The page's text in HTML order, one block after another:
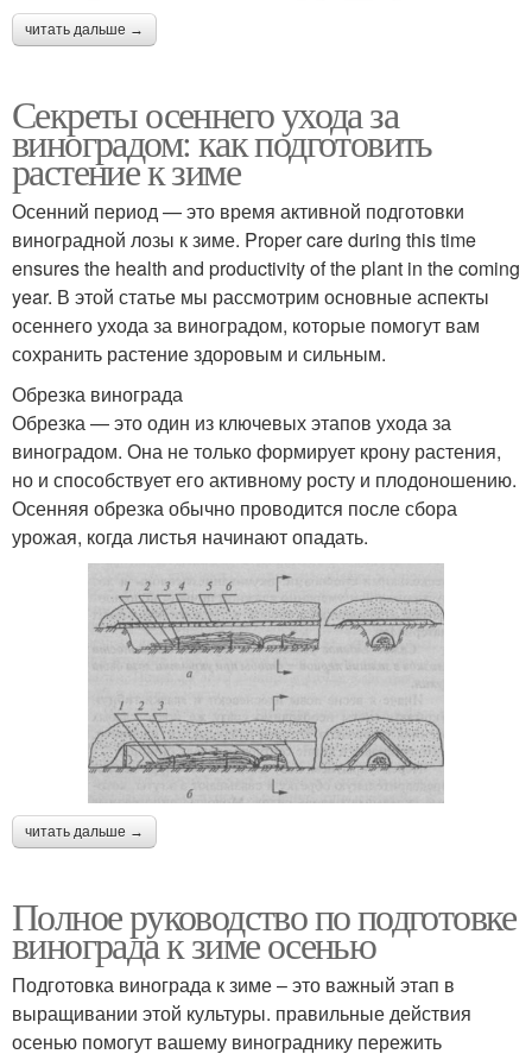
читать дальше →
Секреты осеннего ухода за
виноградом: как подготовить
растение к зиме
Осенний период — это время активной подготовки
виноградной лозы к зиме. Proper care during this time
ensures the health and productivity of the plant in the coming
year. В этой статье мы рассмотрим основные аспекты
осеннего ухода за виноградом, которые помогут вам
сохранить растение здоровым и сильным.
Обрезка винограда
Обрезка — это один из ключевых этапов ухода за
виноградом. Она не только формирует крону растения,
но и способствует его активному росту и плодоношению.
Осенняя обрезка обычно проводится после сбора
урожая, когда листья начинают опадать.
читать дальше →
Полное руководство по подготовке
винограда к зиме осенью
Подготовка винограда к зиме – это важный этап в
выращивании этой культуры. правильные действия
осенью помогут вашему винограднику пережить